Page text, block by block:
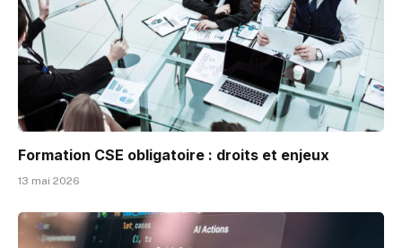
Formation CSE obligatoire : droits et enjeux
13 mai 2026